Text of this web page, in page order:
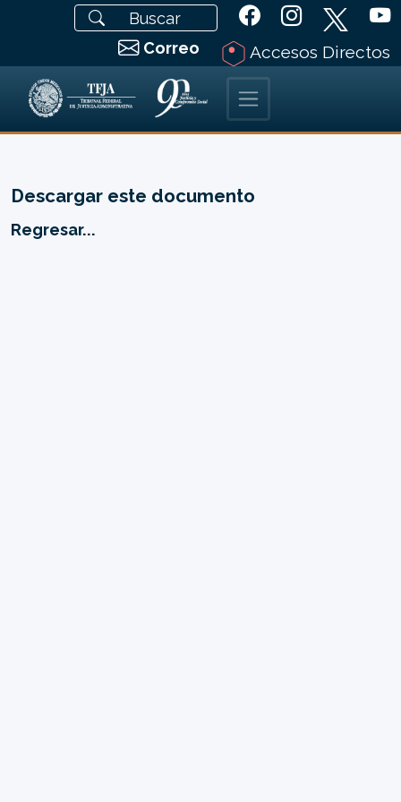
Correo Accesos Directos
Descargar este documento
Regresar...